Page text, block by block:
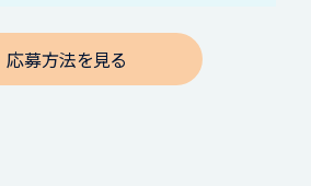
応募方法を見る